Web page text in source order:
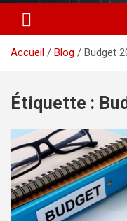
Accueil Blog Budget
Étiquette :